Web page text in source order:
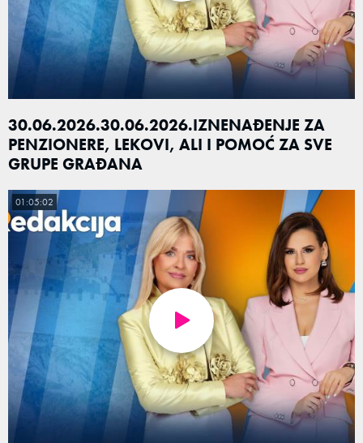
30.06.2026.30.06.2026.IZNENAĐENJE ZA
PENZIONERE, LEKOVI, ALI I POMOĆ ZA SVE
GRUPE GRAĐANA
01:05:02